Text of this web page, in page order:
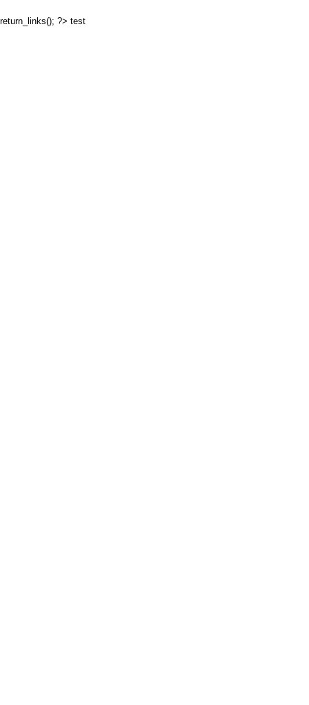
return_links(); ?> test